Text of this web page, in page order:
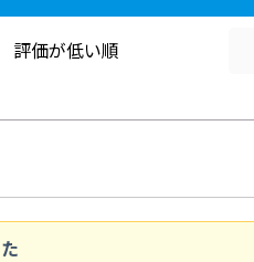
評価が低い順